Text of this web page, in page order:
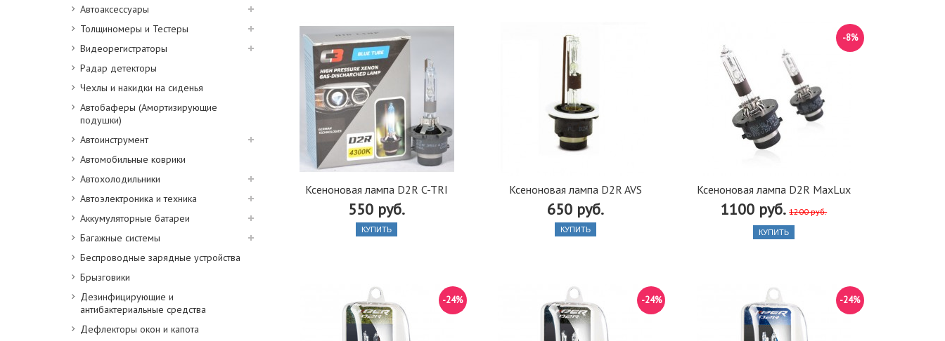
Автоаксессуары
Толщиномеры и Тестеры
Видеорегистраторы
Радар детекторы
Чехлы и накидки на сиденья
Автобаферы (Амортизирующие
подушки)
Автоинструмент
Автомобильные коврики
Автохолодильники
Автоэлектроника и техника
Аккумуляторные батареи
Багажные системы
Беспроводные зарядные устройства
Брызговики
Дезинфицирующие и
антибактериальные средства
Дефлекторы окон и капота
Ксеноновая лампа D2R C-TRI
550 руб.
КУПИТЬ
Ксеноновая лампа D2R AVS
650 руб.
КУПИТЬ
Ксеноновая лампа D2R MaxLux
1100 руб. 1200 руб.
-8%
КУПИТЬ
-24% -24% -24%